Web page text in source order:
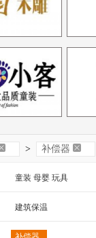
> 补偿器
童装 母婴 玩具
机床 机械及行业设备
建筑保温